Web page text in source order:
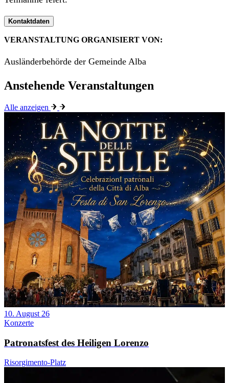
Kontaktdaten
VERANSTALTUNG ORGANISIERT VON:
Ausländerbehörde der Gemeinde Alba
Anstehende Veranstaltungen
Alle anzeigen
10. August 26
Konzerte
Patronatsfest des Heiligen Lorenzo
Risorgimento-Platz